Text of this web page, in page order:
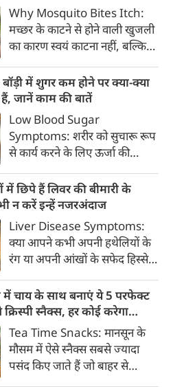
Why Mosquito Bites Itch:
मच्छर के काटने से होने वाली खुजली
का कारण स्वयं काटना नहीं, बल्कि
प्रतिरक्षा प्रतिक्रिया है। हिस्टामिन के
निकलने से त्वचा पर लालिमा, सूजन
और खुजली होती है। यहां जानिए
मच्छर के काटने से खुजली क्यों होती
है, इसके पीछे का वैज्ञानिक कारण
क्या है, हिस्टामिन की क्या भूमिका
होती है और खुजली से राहत पाने के
प्रभावी घरेलू व चिकित्सीय उपाय।
में शुगर कम होने पर क्या-क्या
हैं, जानें काम की बातें
Low Blood Sugar
Symptoms: शरीर को सुचारू रूप
से कार्य करने के लिए ऊर्जा की
का प्रमुख स्रोत ग्लूकोज यानी ब्लड
शुगर है। जब शरीर में ब्लड शुगर का
स्तर सामान्य से कम हो जाता है, तो
इस स्थिति को हाइपोग्लाइसीमिया
(Hypoglycemia) कहा जाता है।
ब्लड शुगर कम होने पर शरीर तुरंत
संकेत देना शुरू कर देता है।
छिपे हैं लिवर की बीमारी के
न करें इन्हें नजरअंदाज
Liver Disease Symptoms:
क्या आपने कभी अपनी हथेलियों के
रंग या अपनी आंखों के सफेद हिस्से
अक्सर हम हलकी लालिमा या आंखों
के पीलेपन को थकान समझकर टाल
देते हैं। लेकिन शरीर के ये छोटे-छोटे
बदलाव असल में एक बहुत बड़ी
चेतावनी हो सकते हैं।
में चाय के साथ बनाएं ये 5 परफेक्ट
स्नैक्स, हर कोई करेगा
Tea Time Snacks: मानसून के
मौसम में ऐसे स्नैक्स सबसे ज्यादा
पसंद किए जाते हैं जो बाहर से